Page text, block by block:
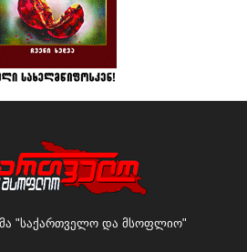
"საქართველო და მსოფლიო"